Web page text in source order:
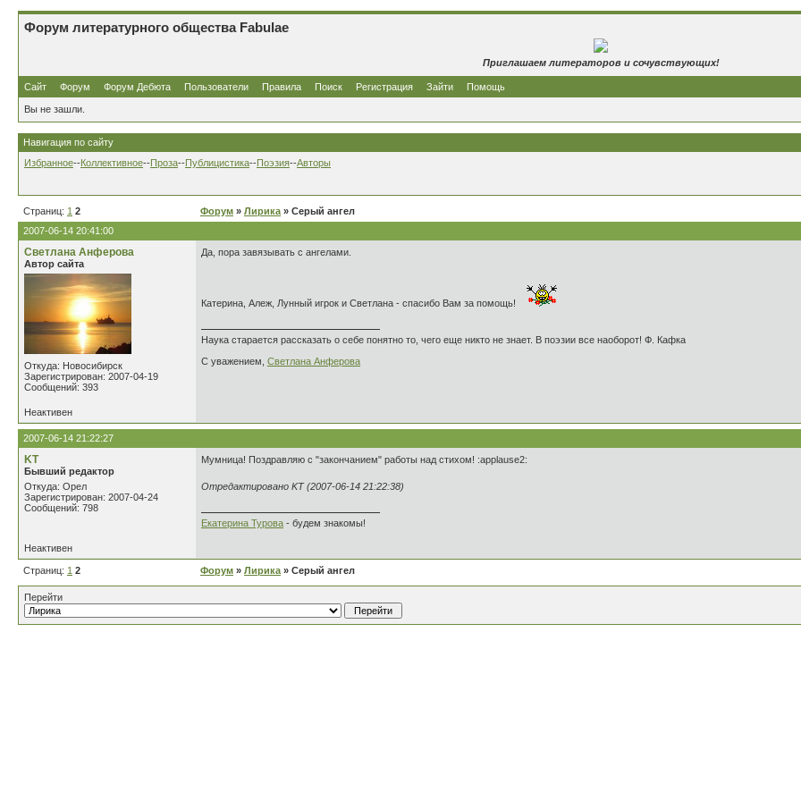
Форум литературного общества Fabulae
Приглашаем литераторов и сочувствующих!
Сайт Форум Форум Дебюта Пользователи Правила Поиск Регистрация Зайти Помощь
Вы не зашли.
Навигация по сайту
Избранное--Коллективное--Проза--Публицистика--Поэзия--Авторы
Страниц: 1 2 Форум » Лирика » Серый ангел
2007-06-14 20:41:00
Светлана Анферова
Автор сайта
Откуда: Новосибирск
Зарегистрирован: 2007-04-19
Сообщений: 393
Да, пора завязывать с ангелами.
Катерина, Алеж, Лунный игрок и Светлана - спасибо Вам за помощь!
Наука старается рассказать о себе понятно то, чего еще никто не знает. В поэзии все наоборот! Ф. Кафка
С уважением, Светлана Анферова
Неактивен
2007-06-14 21:22:27
KT
Бывший редактор
Откуда: Орел
Зарегистрирован: 2007-04-24
Сообщений: 798
Мумница! Поздравляю с "закончанием" работы над стихом! :applause2:
Отредактировано KT (2007-06-14 21:22:38)
Екатерина Турова - будем знакомы!
Неактивен
Страниц: 1 2 Форум » Лирика » Серый ангел
Перейти